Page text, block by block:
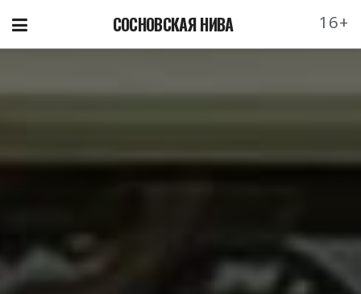
СОСНОВСКАЯ НИВА 16+